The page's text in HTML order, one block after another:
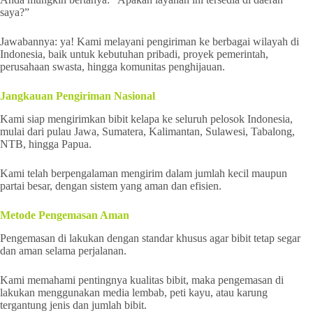
saya?”
Jawabannya: ya! Kami melayani pengiriman ke berbagai wilayah di
Indonesia, baik untuk kebutuhan pribadi, proyek pemerintah,
perusahaan swasta, hingga komunitas penghijauan.
Jangkauan Pengiriman Nasional
Kami siap mengirimkan bibit kelapa ke seluruh pelosok Indonesia,
mulai dari pulau Jawa, Sumatera, Kalimantan, Sulawesi, Tabalong,
NTB, hingga Papua.
Kami telah berpengalaman mengirim dalam jumlah kecil maupun
partai besar, dengan sistem yang aman dan efisien.
Metode Pengemasan Aman
Pengemasan di lakukan dengan standar khusus agar bibit tetap segar
dan aman selama perjalanan.
Kami memahami pentingnya kualitas bibit, maka pengemasan di
lakukan menggunakan media lembab, peti kayu, atau karung
tergantung jenis dan jumlah bibit.